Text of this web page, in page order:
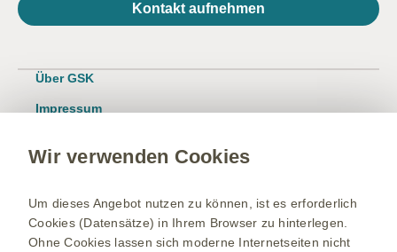
Kontakt aufnehmen
Über GSK
Impressum
Kontakt/Nebenwirkung melden
Newsletter
Wir verwenden Cookies
Um dieses Angebot nutzen zu können, ist es erforderlich
Cookies (Datensätze) in Ihrem Browser zu hinterlegen.
Ohne Cookies lassen sich moderne Internetseiten nicht